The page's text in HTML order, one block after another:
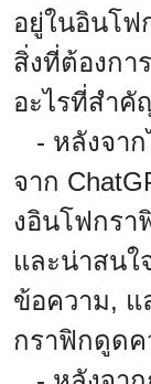
อยู่ในอินโฟ
สิ่งที่ต้องกา
อะไรที่สำคั
- หลังจาก
จาก
งอินโฟกรา
และน่าสนใ
ข้อความ, แ
กราฟิกดูดค